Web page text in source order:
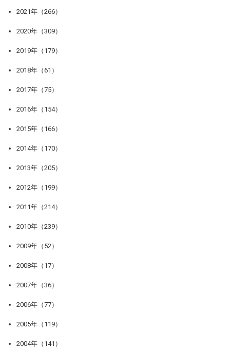
2021年（266）
2020年（309）
2019年（179）
2018年（61）
2017年（75）
2016年（154）
2015年（166）
2014年（170）
2013年（205）
2012年（199）
2011年（214）
2010年（239）
2009年（52）
2008年（17）
2007年（36）
2006年（77）
2005年（119）
2004年（141）